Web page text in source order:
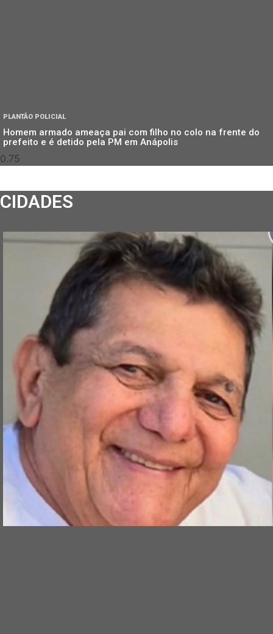
PLANTÃO POLICIAL
Homem armado ameaça pai com filho no colo na frente do
prefeito e é detido pela PM em Anápolis
CIDADES